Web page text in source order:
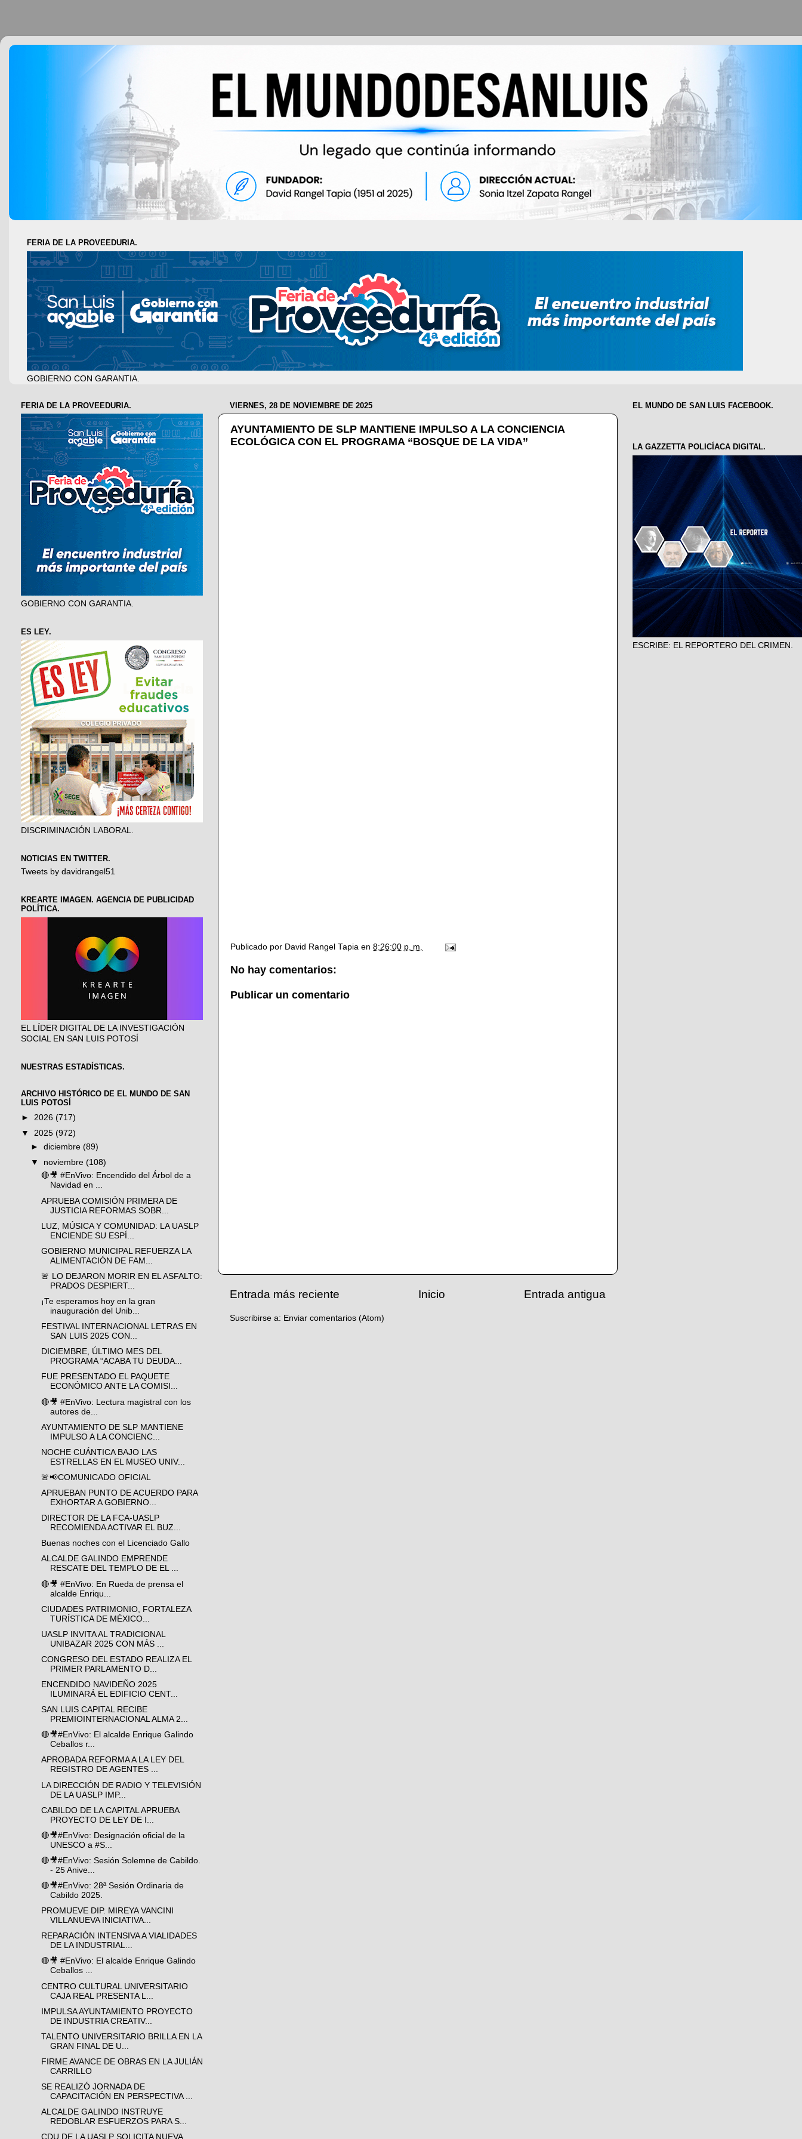
FERIA DE LA PROVEEDURIA.
GOBIERNO CON GARANTIA.
VIERNES, 28 DE NOVIEMBRE DE 2025
AYUNTAMIENTO DE SLP MANTIENE IMPULSO A LA CONCIENCIA
ECOLÓGICA CON EL PROGRAMA “BOSQUE DE LA VIDA”
Publicado por David Rangel Tapia en 8:26:00 p. m.
No hay comentarios:
Publicar un comentario
Entrada más reciente Entrada antigua
Inicio
Suscribirse a: Enviar comentarios (Atom)
FERIA DE LA PROVEEDURIA.
GOBIERNO CON GARANTIA.
ES LEY.
DISCRIMINACIÓN LABORAL.
NOTICIAS EN TWITTER.
Tweets by davidrangel51
KREARTE IMAGEN. AGENCIA DE PUBLICIDAD
POLÍTICA.
EL LÍDER DIGITAL DE LA INVESTIGACIÓN
SOCIAL EN SAN LUIS POTOSÍ
NUESTRAS ESTADÍSTICAS.
ARCHIVO HISTÓRICO DE EL MUNDO DE SAN
LUIS POTOSÍ
► 2026 (717)
▼ 2025 (972)
►diciembre(89)
▼ noviembre(108)
🔴🎥 #EnVivo: Encendido del Árbol de a
Navidad en ...
APRUEBA COMISIÓN PRIMERA DE
JUSTICIA REFORMAS SOBR...
LUZ, MÚSICA Y COMUNIDAD: LA UASLP
ENCIENDE SU ESPÍ...
GOBIERNO MUNICIPAL REFUERZA LA
ALIMENTACIÓN DE FAM...
🚨 LO DEJARON MORIR EN EL ASFALTO:
PRADOS DESPIERT...
¡Te esperamos hoy en la gran
inauguración del Unib...
FESTIVAL INTERNACIONAL LETRAS EN
SAN LUIS 2025 CON...
DICIEMBRE, ÚLTIMO MES DEL
PROGRAMA “ACABA TU DEUDA...
FUE PRESENTADO EL PAQUETE
ECONÓMICO ANTE LA COMISI...
🔴🎥 #EnVivo: Lectura magistral con los
autores de...
AYUNTAMIENTO DE SLP MANTIENE
IMPULSO A LA CONCIENC...
NOCHE CUÁNTICA BAJO LAS
ESTRELLAS EN EL MUSEO UNIV...
🚨📢COMUNICADO OFICIAL
APRUEBAN PUNTO DE ACUERDO PARA
EXHORTAR A GOBIERNO...
DIRECTOR DE LA FCA-UASLP
RECOMIENDA ACTIVAR EL BUZ...
Buenas noches con el Licenciado Gallo
ALCALDE GALINDO EMPRENDE
RESCATE DEL TEMPLO DE EL ...
🔴🎥 #EnVivo: En Rueda de prensa el
alcalde Enriqu...
CIUDADES PATRIMONIO, FORTALEZA
TURÍSTICA DE MÉXICO...
UASLP INVITA AL TRADICIONAL
UNIBAZAR 2025 CON MÁS ...
CONGRESO DEL ESTADO REALIZA EL
PRIMER PARLAMENTO D...
ENCENDIDO NAVIDEÑO 2025
ILUMINARÁ EL EDIFICIO CENT...
SAN LUIS CAPITAL RECIBE
PREMIOINTERNACIONAL ALMA 2...
🔴🎥#EnVivo: El alcalde Enrique Galindo
Ceballos r...
APROBADA REFORMA A LA LEY DEL
REGISTRO DE AGENTES ...
LA DIRECCIÓN DE RADIO Y TELEVISIÓN
DE LA UASLP IMP...
CABILDO DE LA CAPITAL APRUEBA
PROYECTO DE LEY DE I...
🔴🎥#EnVivo: Designación oficial de la
UNESCO a #S...
🔴🎥#EnVivo: Sesión Solemne de Cabildo.
- 25 Anive...
🔴🎥#EnVivo: 28ª Sesión Ordinaria de
Cabildo 2025.
PROMUEVE DIP. MIREYA VANCINI
VILLANUEVA INICIATIVA...
REPARACIÓN INTENSIVA A VIALIDADES
DE LA INDUSTRIAL...
🔴🎥 #EnVivo: El alcalde Enrique Galindo
Ceballos ...
CENTRO CULTURAL UNIVERSITARIO
CAJA REAL PRESENTA L...
IMPULSA AYUNTAMIENTO PROYECTO
DE INDUSTRIA CREATIV...
TALENTO UNIVERSITARIO BRILLA EN LA
GRAN FINAL DE U...
FIRME AVANCE DE OBRAS EN LA JULIÁN
CARRILLO
SE REALIZÓ JORNADA DE
CAPACITACIÓN EN PERSPECTIVA ...
ALCALDE GALINDO INSTRUYE
REDOBLAR ESFUERZOS PARA S...
CDU DE LA UASLP SOLICITA NUEVA
EL MUNDO DE SAN LUIS FACEBOOK.
LA GAZZETTA POLICÍACA DIGITAL.
ESCRIBE: EL REPORTERO DEL CRIMEN.